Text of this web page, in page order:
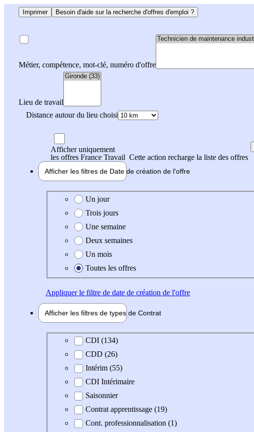
Imprimer Besoin d'aide sur la recherche d'offres d'emploi ?
Métier, compétence, mot-clé, numéro d'offre
Lieu de travail
Distance autour du lieu choisi
Afficher uniquement
les offres France Travail Cette action recharge la liste des offres
Afficher les filtres de Date de création de l'offre
Date de création de l'offre
Un jour
Trois jours
Une semaine
Deux semaines
Un mois
Toutes les offres
Appliquerle filtre de date de création de l'offre
Afficher les filtres de types de Contrat
Type de contratCDI (134)
CDD (26)
Intérim (55)
CDI Intérimaire
Saisonnier
Contrat apprentissage (19)
Cont. professionnalisation (1)